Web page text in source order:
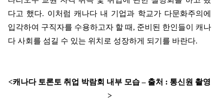
다고 했다. 이처럼 캐나다 내 기업과 학교가 다문화주의에
입각하여 구직자를 수용하고자 할 때 , 준비된 한인들이 캐나
다 사회를 섬길 수 있는 위치로 성장하게 되기를 바란다.
<캐나다 토론토 취업 박람회 내부 모습– 출처 : 통신원 촬영
>